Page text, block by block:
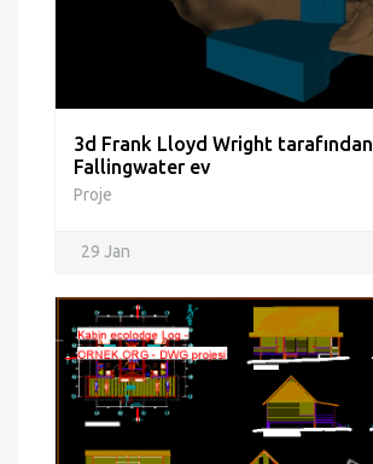
3d Frank Lloyd Wright tarafından
Fallingwater ev
Proje
29 Jan